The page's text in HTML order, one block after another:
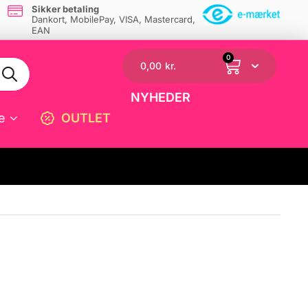
Sikker betaling
Dankort, MobilePay, VISA, Mastercard,
EAN
OUTLET
0,00 kr.
0
NYHEDER